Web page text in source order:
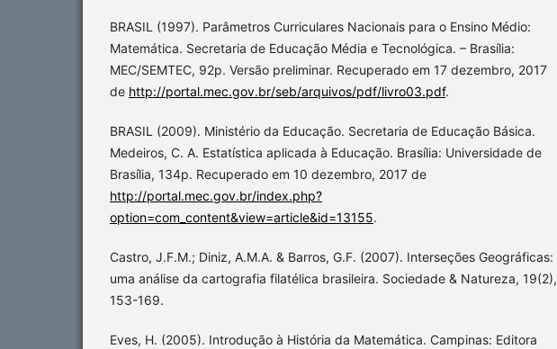
BRASIL (1997). Parâmetros Curriculares Nacionais para o Ensino Médio:
Matemática. Secretaria de Educação Média e Tecnológica. – Brasília:
MEC/SEMTEC, 92p. Versão preliminar. Recuperado em 17 dezembro, 2017
de http://portal.mec.gov.br/seb/arquivos/pdf/livro03.pdf.
BRASIL (2009). Ministério da Educação. Secretaria de Educação Básica.
Medeiros, C. A. Estatística aplicada à Educação. Brasília: Universidade de
Brasília, 134p. Recuperado em 10 dezembro, 2017 de
http://portal.mec.gov.br/index.php?
option=com_content&view=article&id=13155.
Castro, J.F.M.; Diniz, A.M.A. & Barros, G.F. (2007). Interseções Geográficas:
uma análise da cartografia filatélica brasileira. Sociedade & Natureza, 19(2),
153-169.
Eves, H. (2005). Introdução à História da Matemática. Campinas: Editora